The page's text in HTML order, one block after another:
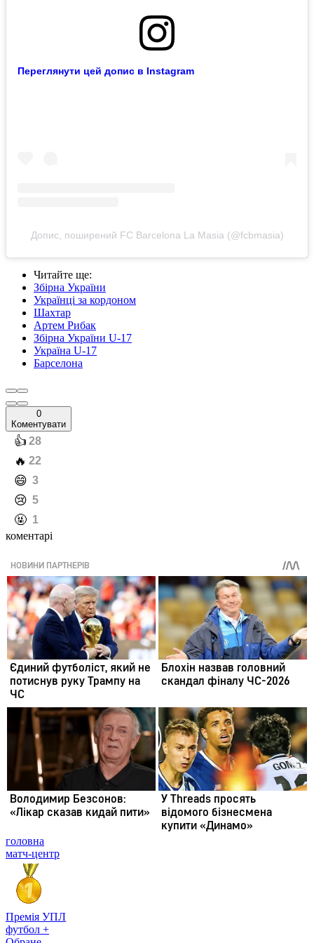
Переглянути цей допис в Instagram
Допис, поширений FC Barcelona La Masia (@fcbmasia)
Читайте ще:
Збірна України
Українці за кордоном
Шахтар
Артем Рибак
Збірна України U-17
Україна U-17
Барселона
0
Коментувати
️👍 28
️🔥 22
️😄 3
️😢 5
️🤬 1
коментарі
головна
матч-центр
Премія УПЛ
футбол +